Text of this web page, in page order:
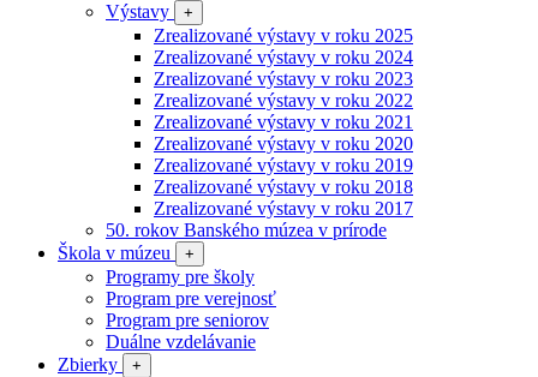
Výstavy
+
Zrealizované výstavy v roku 2025
Zrealizované výstavy v roku 2024
Zrealizované výstavy v roku 2023
Zrealizované výstavy v roku 2022
Zrealizované výstavy v roku 2021
Zrealizované výstavy v roku 2020
Zrealizované výstavy v roku 2019
Zrealizované výstavy v roku 2018
Zrealizované výstavy v roku 2017
50. rokov Banského múzea v prírode
Škola v múzeu
+
Programy pre školy
Program pre verejnosť
Program pre seniorov
Duálne vzdelávanie
Zbierky
+